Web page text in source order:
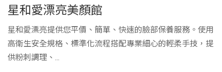
星和愛漂亮美顏館
星和愛漂亮提供您平價、簡單、快速的臉部保養服務。使用
高衛生安全規格、標準化流程搭配專業細心的輕柔手技，提
供粉刺調理、...